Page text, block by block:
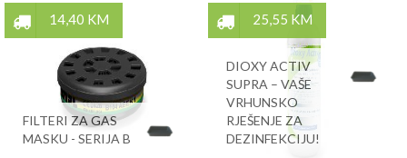
14,40 KM
FILTERI ZA GAS
MASKU - SERIJA B
25,55 KM
DIOXY ACTIV
SUPRA – VAŠE
VRHUNSKO
RJEŠENJE ZA
DEZINFEKCIJU!